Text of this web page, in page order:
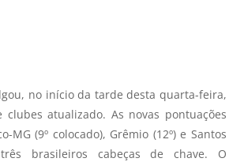
no início da tarde desta quarta-feira,
atualizado. As novas pontuações
MG (9º colocado), Grêmio (12º) e Santos
brasileiros cabeças de chave. O